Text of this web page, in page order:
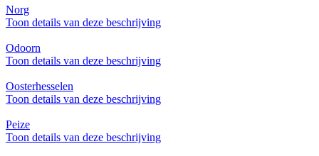
Norg
Toon details van deze beschrijving
Odoorn
Toon details van deze beschrijving
Oosterhesselen
Toon details van deze beschrijving
Peize
Toon details van deze beschrijving